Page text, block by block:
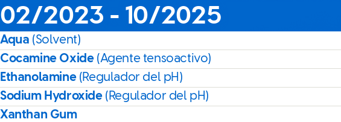
02/2023 - 10/2025
Aqua (Solvent)
Cocamine Oxide (Agente tensoactivo)
Ethanolamine (Regulador del pH)
Sodium Hydroxide (Regulador del pH)
Xanthan Gum